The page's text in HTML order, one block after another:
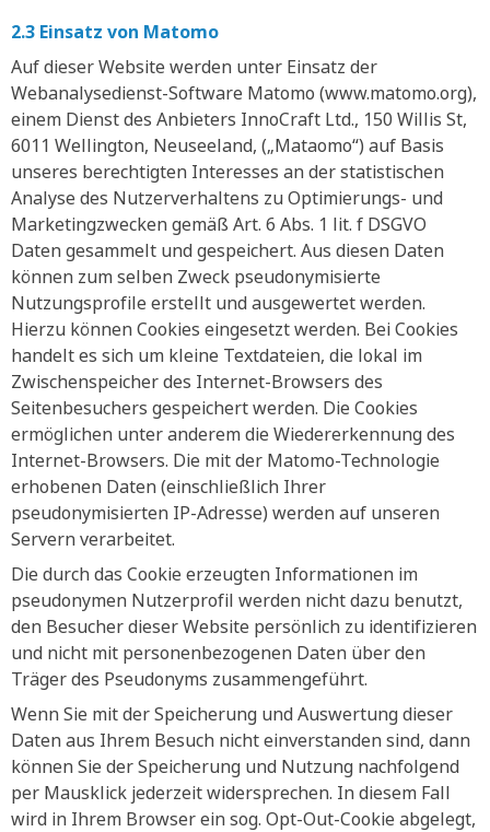
2.3 Einsatz von Matomo
Auf dieser Website werden unter Einsatz der
Webanalysedienst-Software Matomo (www.matomo.org),
einem Dienst des Anbieters InnoCraft Ltd., 150 Willis St,
6011 Wellington, Neuseeland, („Mataomo“) auf Basis
unseres berechtigten Interesses an der statistischen
Analyse des Nutzerverhaltens zu Optimierungs- und
Marketingzwecken gemäß Art. 6 Abs. 1 lit. f DSGVO
Daten gesammelt und gespeichert. Aus diesen Daten
können zum selben Zweck pseudonymisierte
Nutzungsprofile erstellt und ausgewertet werden.
Hierzu können Cookies eingesetzt werden. Bei Cookies
handelt es sich um kleine Textdateien, die lokal im
Zwischenspeicher des Internet-Browsers des
Seitenbesuchers gespeichert werden. Die Cookies
ermöglichen unter anderem die Wiedererkennung des
Internet-Browsers. Die mit der Matomo-Technologie
erhobenen Daten (einschließlich Ihrer
pseudonymisierten IP-Adresse) werden auf unseren
Servern verarbeitet.
Die durch das Cookie erzeugten Informationen im
pseudonymen Nutzerprofil werden nicht dazu benutzt,
den Besucher dieser Website persönlich zu identifizieren
und nicht mit personenbezogenen Daten über den
Träger des Pseudonyms zusammengeführt.
Wenn Sie mit der Speicherung und Auswertung dieser
Daten aus Ihrem Besuch nicht einverstanden sind, dann
können Sie der Speicherung und Nutzung nachfolgend
per Mausklick jederzeit widersprechen. In diesem Fall
wird in Ihrem Browser ein sog. Opt-Out-Cookie abgelegt,